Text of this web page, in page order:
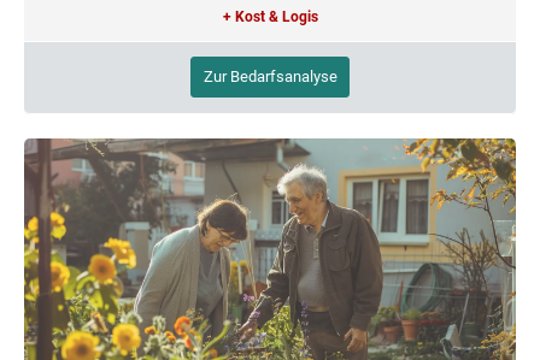
+ Kost & Logis
Zur Bedarfsanalyse